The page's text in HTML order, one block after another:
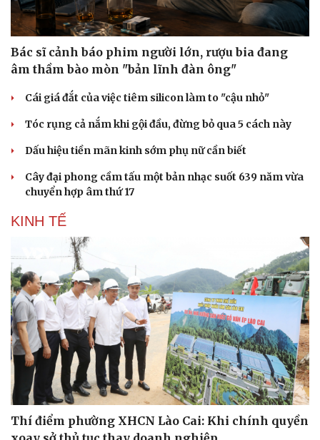
Văn hóa
Sân khấu - Điện ảnh
Văn học
Âm nhạc
Di sản
Giải trí
Nghệ sĩ
Thời trang
Sao Việt
Bác sĩ cảnh báo phim người lớn, rượu bia đang
âm thầm bào mòn "bản lĩnh đàn ông"
Cái giá đắt của việc tiêm silicon làm to "cậu nhỏ"
Tóc rụng cả nắm khi gội đầu, đừng bỏ qua 5 cách này
Dấu hiệu tiền mãn kinh sớm phụ nữ cần biết
Cây đại phong cầm tấu một bản nhạc suốt 639 năm vừa
chuyển hợp âm thứ 17
KINH TẾ
Thí điểm phường XHCN Lào Cai: Khi chính quyền